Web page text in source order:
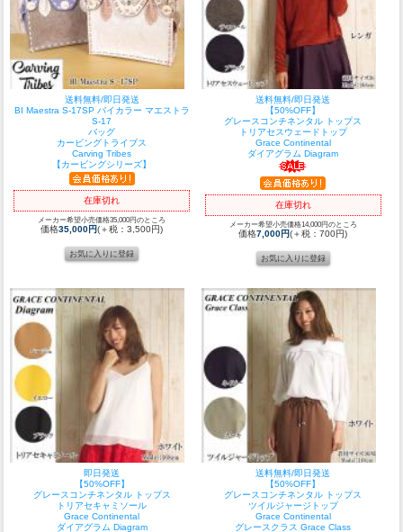
送料無料/即日発送
BI Maestra S-17SP バイカラー マエストラ
S-17
バッグ
カービングトライブス
Carving Tribes
【カービングシリーズ】
在庫切れ
メーカー希望小売価格35,000円のところ
価格35,000円(＋税：3,500円)
送料無料/即日発送
【50%OFF】
グレースコンチネンタル トップス
トリアセスウェードトップ
Grace Continental
ダイアグラム Diagram
在庫切れ
メーカー希望小売価格14,000円のところ
価格7,000円(＋税：700円)
即日発送
【50%OFF】
グレースコンチネンタル トップス
トリアセキャミソール
Grace Continental
ダイアグラム Diagram
送料無料/即日発送
【50%OFF】
グレースコンチネンタル トップス
ツイルジャージトップ
Grace Continental
グレースクラス Grace Class